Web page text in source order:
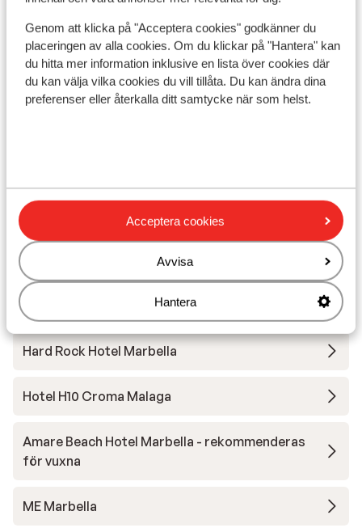
Genom att klicka på "Acceptera cookies" godkänner du
placeringen av alla cookies. Om du klickar på "Hantera" kan
du hitta mer information inklusive en lista över cookies där
du kan välja vilka cookies du vill tillåta. Du kan ändra dina
preferenser eller återkalla ditt samtycke när som helst.
Acceptera cookies
Avvisa
Hantera
Visa på karta
I området
Avstånd till uttagsautomat ca 100 m
Närmaste butiker ca 200 m
Närmaste kiosk ca 100 m
Närmaste restaurang ca 200 m
Andra boenden i Costa del Sol
Hard Rock Hotel Marbella
Hotel H10 Croma Malaga
Amare Beach Hotel Marbella - rekommenderas
för vuxna
ME Marbella